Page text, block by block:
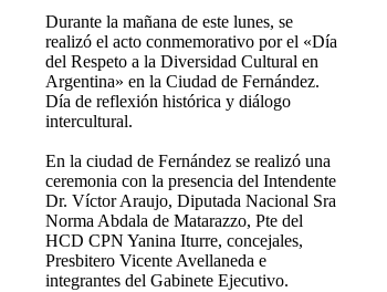
Durante la mañana de este lunes, se
realizó el acto conmemorativo por el «Día
del Respeto a la Diversidad Cultural en
Argentina» en la Ciudad de Fernández.
Día de reflexión histórica y diálogo
intercultural.
En la ciudad de Fernández se realizó una
ceremonia con la presencia del Intendente
Dr. Víctor Araujo, Diputada Nacional Sra
Norma Abdala de Matarazzo, Pte del
HCD CPN Yanina Iturre, concejales,
Presbitero Vicente Avellaneda e
integrantes del Gabinete Ejecutivo.